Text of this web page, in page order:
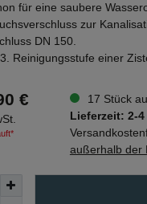
für eine saubere
zur
DN 150.
Reinigungsstufe einer
€
17 Stück
Lieferzeit: 2-4
außerhalb der